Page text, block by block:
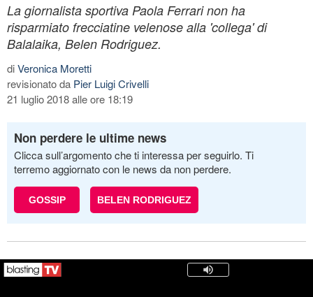
La giornalista sportiva Paola Ferrari non ha
risparmiato frecciatine velenose alla 'collega' di
Balalaika, Belen Rodriguez.
diVeronica Moretti
revisionato da Pier Luigi Crivelli
21 luglio 2018 alle ore 18:19
Non perdere le ultime news
Clicca sull’argomento che ti interessa per seguirlo. Ti
terremo aggiornato con le news da non perdere.
GOSSIP BELEN RODRIGUEZ